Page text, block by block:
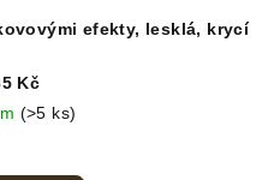
efekty, lesklá, krycí
Kč
(>5 ks)